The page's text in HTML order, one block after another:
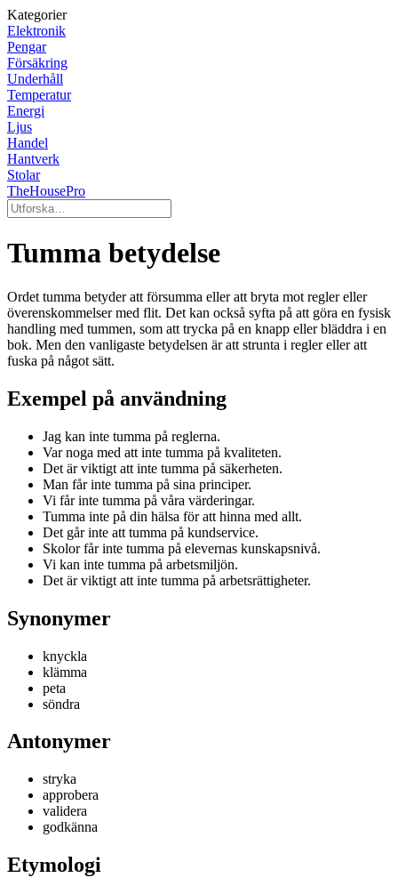
Kategorier
Elektronik
Pengar
Försäkring
Underhåll
Temperatur
Energi
Ljus
Handel
Hantverk
Stolar
TheHousePro
Tumma betydelse
Ordet tumma betyder att försumma eller att bryta mot regler eller
överenskommelser med flit. Det kan också syfta på att göra en fysisk
handling med tummen, som att trycka på en knapp eller bläddra i en
bok. Men den vanligaste betydelsen är att strunta i regler eller att
fuska på något sätt.
Exempel på användning
Jag kan inte tumma på reglerna.
Var noga med att inte tumma på kvaliteten.
Det är viktigt att inte tumma på säkerheten.
Man får inte tumma på sina principer.
Vi får inte tumma på våra värderingar.
Tumma inte på din hälsa för att hinna med allt.
Det går inte att tumma på kundservice.
Skolor får inte tumma på elevernas kunskapsnivå.
Vi kan inte tumma på arbetsmiljön.
Det är viktigt att inte tumma på arbetsrättigheter.
Synonymer
knyckla
klämma
peta
söndra
Antonymer
stryka
approbera
validera
godkänna
Etymologi